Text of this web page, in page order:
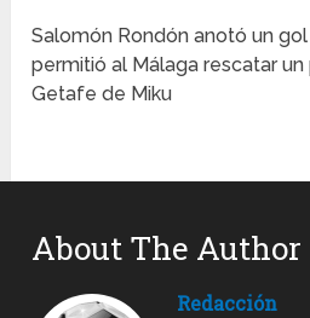
Salomón Rondón anotó un
permitió al Málaga rescatar
Getafe de Miku
About The Author
Redacción